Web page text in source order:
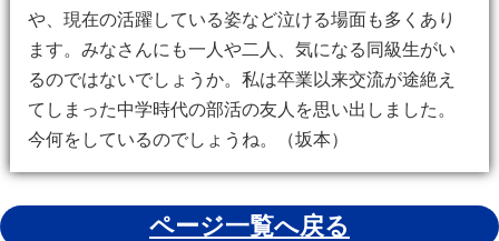
や、現在の活躍している姿など泣ける場面も多くあり
ます。みなさんにも一人や二人、気になる同級生がい
るのではないでしょうか。私は卒業以来交流が途絶え
てしまった中学時代の部活の友人を思い出しました。
今何をしているのでしょうね。（坂本）
ページ一覧へ戻る